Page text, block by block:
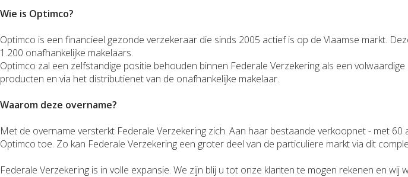
Wie is Optimco?
Optimco is een financieel gezonde verzekeraar die sinds 2005 actief is op de Vlaamse markt.
1.200 onafhankelijke makelaars.
Optimco zal een zelfstandige positie behouden binnen Federale Verzekering als een
producten en via het distributienet van de onafhankelijke makelaar.
Waarom deze overname?
Met de overname versterkt Federale Verzekering zich. Aan haar bestaande verkoopnet - met
Optimco toe. Zo kan Federale Verzekering een groter deel van de particuliere markt via dit
Federale Verzekering is in volle expansie. We zijn blij u tot onze klanten te mogen rekenen en